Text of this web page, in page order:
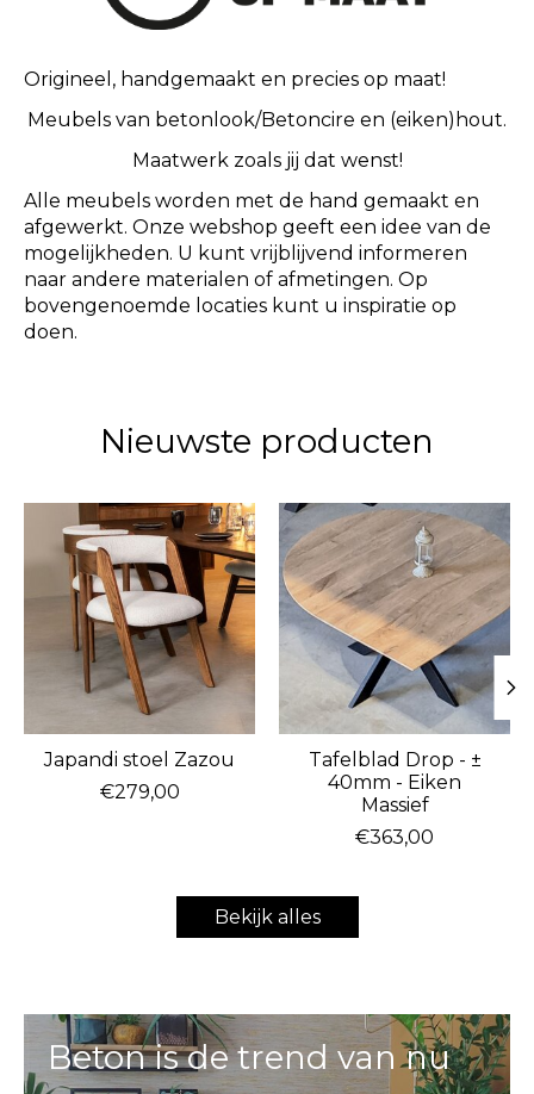
Origineel, handgemaakt en precies op maat!
Meubels van betonlook/Betoncire en (eiken)hout.
Maatwerk zoals jij dat wenst!
Alle meubels worden met de hand gemaakt en
afgewerkt. Onze webshop geeft een idee van de
mogelijkheden. U kunt vrijblijvend informeren
naar andere materialen of afmetingen. Op
bovengenoemde locaties kunt u inspiratie op
doen.
Nieuwste producten
Items van productcarrousel
Japandi stoel Zazou
€279,00
Tafelblad Drop - ±
40mm - Eiken
Massief
€363,00
Bekijk alles
Beton is de trend van nu